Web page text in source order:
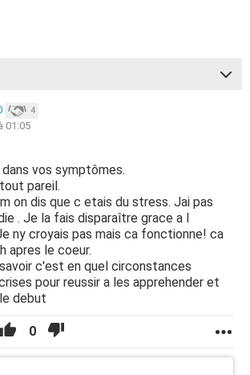
4
01:05
vos symptômes.
pareil.
on dis que c etais du stress. Jai pas
. Je la fais disparaître grace a l
ny croyais pas mais ca fonctionne! ca
apres le coeur.
c'est en quel circonstances
pour reussir a les apprehender et
debut
0